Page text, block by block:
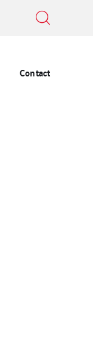
Contact